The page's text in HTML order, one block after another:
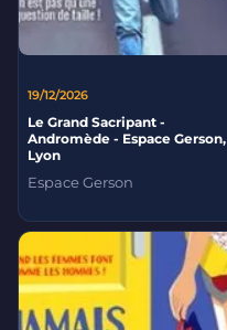
19/12/2026
Le Grand Sacripant -
Andromède - Espace Gerson,
Lyon
Espace Gerson